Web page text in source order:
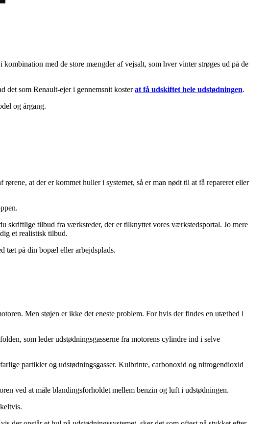
med de store mængder af vejsalt, som hver vinter strøges ud på de
det som Renault-ejer i gennemsnit kosterat få udskiftet hele udstødningen.
og årgang.
at der er kommet huller i systemet, så er man nødt til at få repareret eller
skriftlige tilbud fra værksteder, der er tilknyttet vores værkstedsportal. Jo mere
et realistisk tilbud.
tæt på din bopæl eller arbejdsplads.
Men støjen er ikke det eneste problem. For hvis der findes en utæthed i
som leder udstødningsgasserne fra motorens cylindre ind i selve
partikler og udstødningsgasser. Kulbrinte, carbonoxid og nitrogendioxid
ved at måle blandingsforholdet mellem benzin og luft i udstødningen.